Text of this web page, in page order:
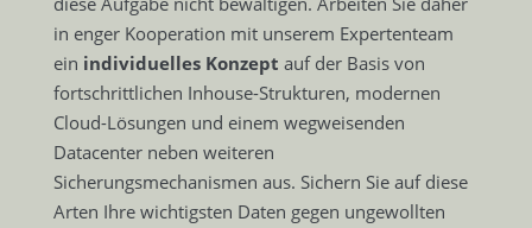
in enger Kooperation mit unserem Expertenteam
ein individuelles Konzept auf der Basis von
fortschrittlichen Inhouse-Strukturen, modernen
Cloud-Lösungen und einem wegweisenden
Datacenter neben weiteren
Sicherungsmechanismen aus. Sichern Sie auf diese
Arten Ihre wichtigsten Daten gegen ungewollten